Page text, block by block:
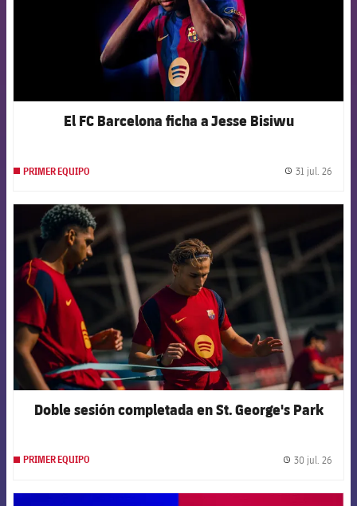
El FC Barcelona ficha a Jesse Bisiwu
PRIMER EQUIPO 31 jul. 26
FCB Barcelona badge
Doble sesión completada en St. George's Park
PRIMER EQUIPO 30 jul. 26